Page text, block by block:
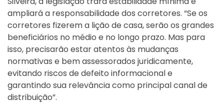
ampliará a responsabilidade dos corretores. “Se os
corretores fizerem a lição de casa, serão os grandes
beneficiários no médio e no longo prazo. Mas para
isso, precisarão estar atentos às mudanças
normativas e bem assessorados juridicamente,
evitando riscos de defeito informacional e
garantindo sua relevância como principal canal de
distribuição”.